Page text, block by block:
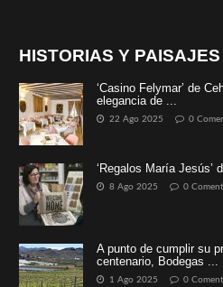
HISTORIAS Y PAISAJES
‘Casino Felymar’ de
elegancia de ...
22 Ago 2025 0
‘Regalos María Jesús’
8 Ago 2025 0
A punto de cumplir su
centenario, Bodegas ...
1 Ago 2025 0